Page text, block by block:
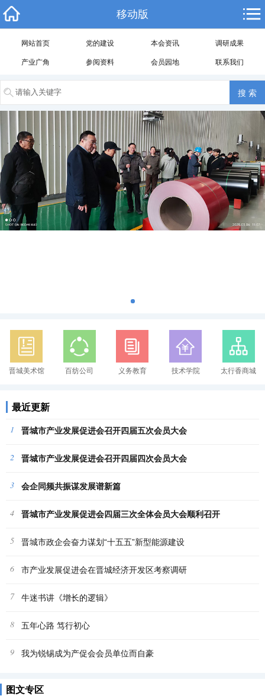
移动版
网站首页 党的建设 本会资讯 调研成果
产业广角 参阅资料 会员园地 联系我们
晋城美术馆 百纺公司 义务教育 技术学院 太行香商城
最近更新
1 晋城市产业发展促进会召开四届五次会员大会
2 晋城市产业发展促进会召开四届四次会员大会
3 会企同频共振谋发展谱新篇
4 晋城市产业发展促进会四届三次全体会员大会顺利召开
5 晋城市政企会奋力谋划“十五五”新型能源建设
6 市产业发展促进会在晋城经济开发区考察调研
7 牛迷书讲《增长的逻辑》
8 五年心路 笃行初心
9 我为锐锡成为产促会会员单位而自豪
图文专区